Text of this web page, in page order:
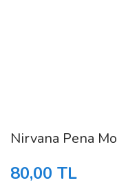
Nirvana Pena
80,00 TL